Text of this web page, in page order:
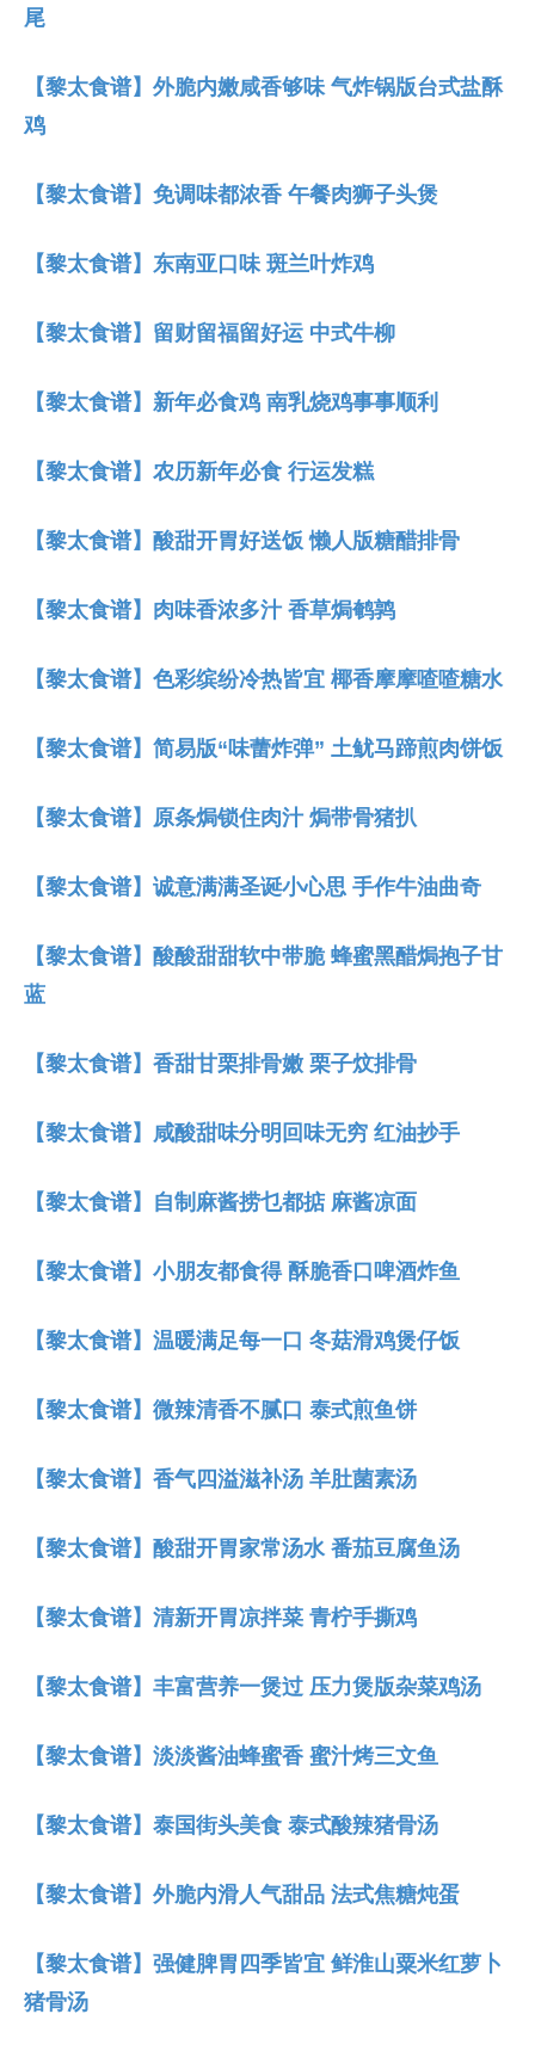
尾
【黎太食谱】外脆内嫩咸香够味 气炸锅版台式盐酥
鸡
【黎太食谱】免调味都浓香 午餐肉狮子头煲
【黎太食谱】东南亚口味 斑兰叶炸鸡
【黎太食谱】留财留福留好运 中式牛柳
【黎太食谱】新年必食鸡 南乳烧鸡事事顺利
【黎太食谱】农历新年必食 行运发糕
【黎太食谱】酸甜开胃好送饭 懒人版糖醋排骨
【黎太食谱】肉味香浓多汁 香草焗鹌鹑
【黎太食谱】色彩缤纷冷热皆宜 椰香摩摩喳喳糖水
【黎太食谱】简易版“味蕾炸弹” 土鱿马蹄煎肉饼饭
【黎太食谱】原条焗锁住肉汁 焗带骨猪扒
【黎太食谱】诚意满满圣诞小心思 手作牛油曲奇
【黎太食谱】酸酸甜甜软中带脆 蜂蜜黑醋焗抱子甘
蓝
【黎太食谱】香甜甘栗排骨嫩 栗子炆排骨
【黎太食谱】咸酸甜味分明回味无穷 红油抄手
【黎太食谱】自制麻酱捞乜都掂 麻酱凉面
【黎太食谱】小朋友都食得 酥脆香口啤酒炸鱼
【黎太食谱】温暖满足每一口 冬菇滑鸡煲仔饭
【黎太食谱】微辣清香不腻口 泰式煎鱼饼
【黎太食谱】香气四溢滋补汤 羊肚菌素汤
【黎太食谱】酸甜开胃家常汤水 番茄豆腐鱼汤
【黎太食谱】清新开胃凉拌菜 青柠手撕鸡
【黎太食谱】丰富营养一煲过 压力煲版杂菜鸡汤
【黎太食谱】淡淡酱油蜂蜜香 蜜汁烤三文鱼
【黎太食谱】泰国街头美食 泰式酸辣猪骨汤
【黎太食谱】外脆内滑人气甜品 法式焦糖炖蛋
【黎太食谱】强健脾胃四季皆宜 鲜淮山粟米红萝卜
猪骨汤